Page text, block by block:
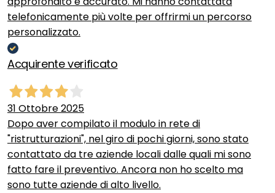
telefonicamente più volte per offrirmi un percorso
personalizzato.
Acquirente verificato
31 Ottobre 2025
Dopo aver compilato il modulo in rete di
"ristrutturazioni", nel giro di pochi giorni, sono stato
contattato da tre aziende locali dalle quali mi sono
fatto fare il preventivo. Ancora non ho scelto ma
sono tutte aziende di alto livello.